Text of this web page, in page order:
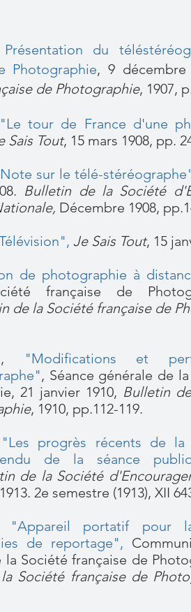
Présentation du
Photographie, 9 décembre
de Photographie, 1907,
"Le tour de France d'une
Sais Tout, 15 mars 1908, pp.
sur le télé-
Bulletin de la Société
Décembre 1908,
, Je Sais Tout, 15
de photographie à
française de
de la Société française de
"Modifications et
, Séance générale de
21 janvier 1910, Bulletin
, 1910, pp.112-119.
"Les progrès récents de la
de la séance
de la Société
1913. 2e semestre (1913), XII
"Appareil portatif pour
de reportage",
la Société française de
Société française de